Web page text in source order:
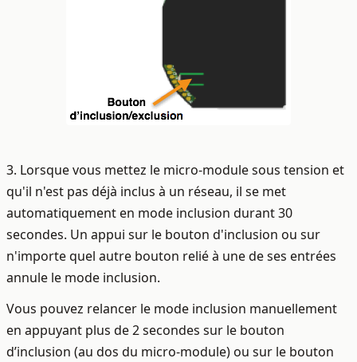
3. Lorsque vous mettez le micro-module sous tension et
qu'il n'est pas déjà inclus à un réseau, il se met
automatiquement en mode inclusion durant 30
secondes. Un appui sur le bouton d'inclusion ou sur
n'importe quel autre bouton relié à une de ses entrées
annule le mode inclusion.
Vous pouvez relancer le mode inclusion manuellement
en appuyant plus de 2 secondes sur le bouton
d’inclusion (au dos du micro-module) ou sur le bouton